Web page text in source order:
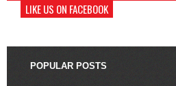
LIKE US ON FACEBOOK
POPULAR POSTS